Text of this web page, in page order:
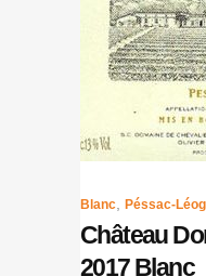
Blanc Péssac-
Château
2017 Blanc